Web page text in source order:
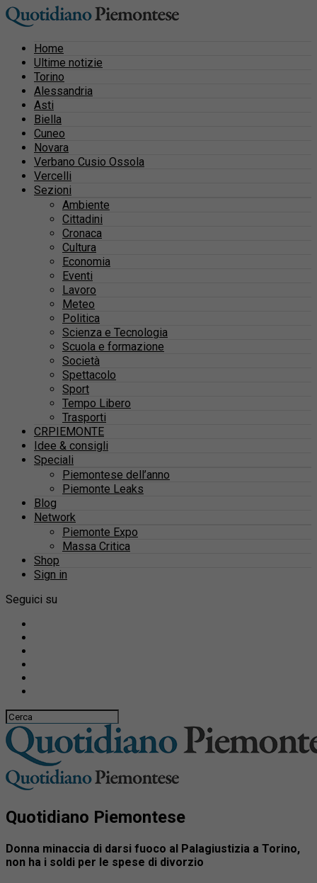
Home
Ultime notizie
Torino
Alessandria
Asti
Biella
Cuneo
Novara
Verbano Cusio Ossola
Vercelli
Sezioni
Ambiente
Cittadini
Cronaca
Cultura
Economia
Eventi
Lavoro
Meteo
Politica
Scienza e Tecnologia
Scuola e formazione
Società
Spettacolo
Sport
Tempo Libero
Trasporti
CRPIEMONTE
Idee & consigli
Speciali
Piemontese dell’anno
Piemonte Leaks
Blog
Network
Piemonte Expo
Massa Critica
Shop
Sign in
Seguici su
Quotidiano Piemontese
Donna minaccia di darsi fuoco al Palagiustizia a Torino,
non ha i soldi per le spese di divorzio